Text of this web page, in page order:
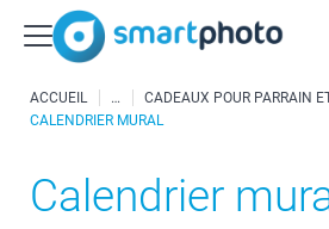
ACCUEIL
CADEAUX POUR PARRAIN
CALENDRIER MURAL
Calendrier